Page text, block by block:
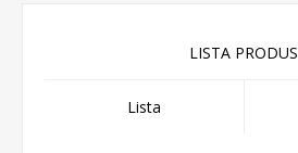
LISTA PRODUS
Lista